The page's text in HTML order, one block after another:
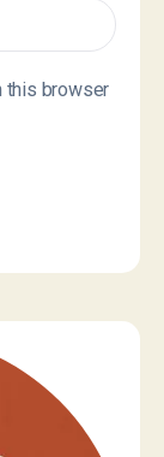
this browser